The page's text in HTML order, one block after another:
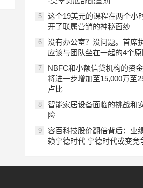
5
这个19美元的课程在两个小
开了联属营销的神秘面纱
6
没有办公室？没问题。首席
应该与团队坐在一起的4个原
7
NBFC和小额信贷机构的资
将进一步增加至15,000万至
卢比
8
智能家居设备面临的挑战和
险
9
容百科技股价翻倍背后：业
赖宁德时代 宁德时代或变竞